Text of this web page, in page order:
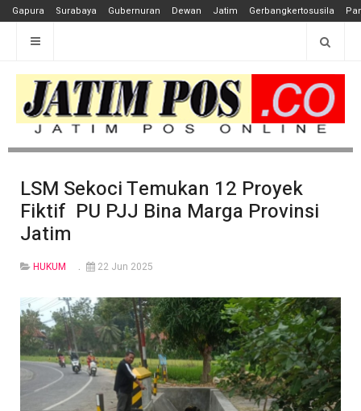
Gapura Surabaya Gubernuran Dewan Jatim Gerbangkertosusila
LSM Sekoci Temukan 12 Proyek
Fiktif PU PJJ Bina Marga Provinsi
Jatim
HUKUM 22 Jun 2025